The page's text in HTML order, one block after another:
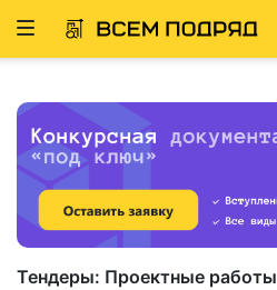
Развернуть
Тендеры: Проектные работы